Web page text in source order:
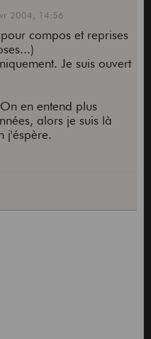
2004, 14:56
compos et reprises
Je suis ouvert
en entend plus
alors je suis là
j'éspère.